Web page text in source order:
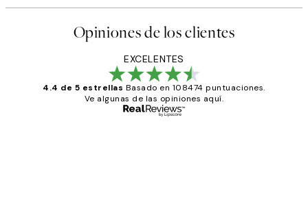
Opiniones de los clientes
EXCELENTES
4.4 de 5 estrellas Basado en 108474 puntuaciones.
Ve algunas de las opiniones aquí.